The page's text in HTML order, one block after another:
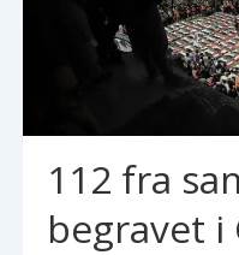
112 fra
begravet i